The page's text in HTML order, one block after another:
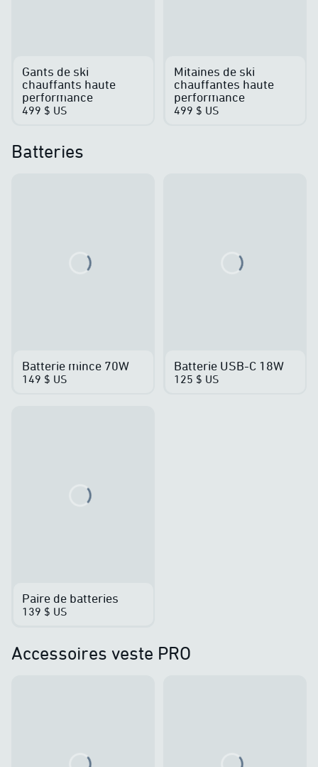
Gants de ski
chauffants haute
performance
499 $ US
Mitaines de ski
chauffantes haute
performance
499 $ US
Batteries
Loading...
Batterie mince 70W
149 $ US
Loading...
Batterie USB-C 18W
125 $ US
Loading...
Paire de batteries
139 $ US
Accessoires veste PRO